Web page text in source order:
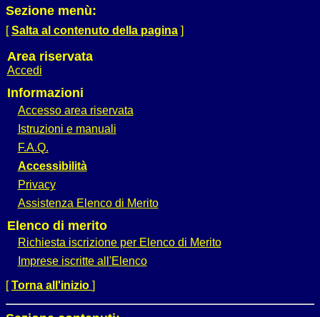
Sezione menù:
[Salta al contenuto della pagina ]
Area riservata
Accedi
Informazioni
Accesso area riservata
Istruzioni e manuali
F.A.Q.
Accessibilità
Privacy
Assistenza Elenco di Merito
Elenco di merito
Richiesta iscrizione per Elenco di Merito
Imprese iscritte all'Elenco
[Torna all'inizio ]